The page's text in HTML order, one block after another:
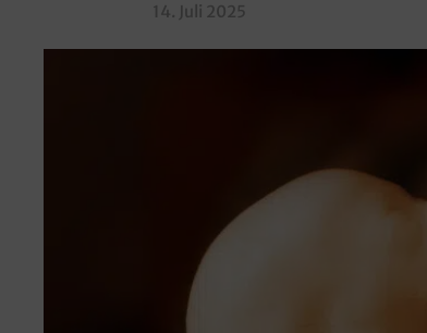
14. Juli 2025